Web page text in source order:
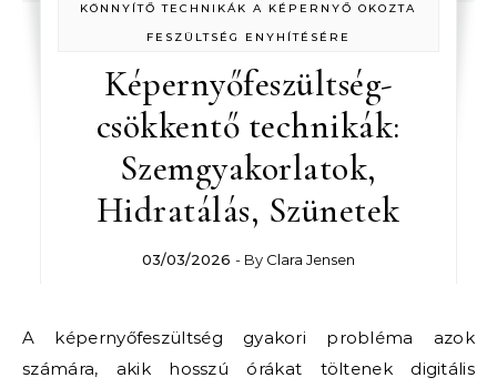
KÖNNYÍTŐ TECHNIKÁK A KÉPERNYŐ OKOZTA
FESZÜLTSÉG ENYHÍTÉSÉRE
Képernyőfeszültség-
csökkentő technikák:
Szemgyakorlatok,
Hidratálás, Szünetek
03/03/2026 - By Clara Jensen
A képernyőfeszültség gyakori probléma azok
számára, akik hosszú órákat töltenek digitális